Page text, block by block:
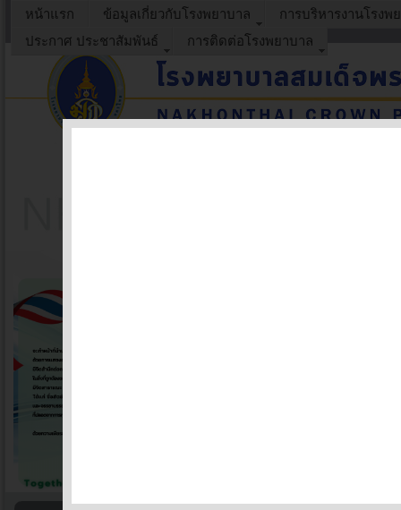
หน้าแรก ข้อมูลเกี่ยวกับโรงพยาบาล
การบริหารงานโรงพ
ประกาศ ประชาสัมพันธ์
การติดต่อโรงพยาบาล